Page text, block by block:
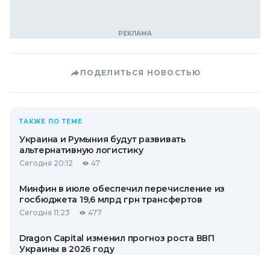
ПОДЕЛИТЬСЯ НОВОСТЬЮ
ТАКЖЕ ПО ТЕМЕ
Украина и Румыния будут развивать
альтернативную логистику
Сегодня 20:12 47
Минфин в июле обеспечил перечисление из
госбюджета 19,6 млрд грн трансфертов
Сегодня 11:23 477
Dragon Capital изменил прогноз роста ВВП
Украины в 2026 году